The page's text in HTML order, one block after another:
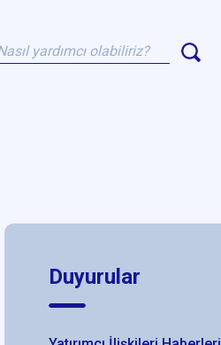
Duyurular